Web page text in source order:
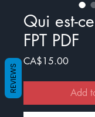
Qui est-
FPT PDF
CA$15.00Price
Add
REVIEWS